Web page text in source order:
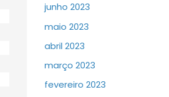
junho 2023
maio 2023
abril 2023
março 2023
fevereiro 2023